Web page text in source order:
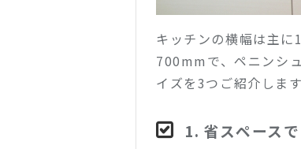
キッチンの横幅は主
700mmで、ペニンシ
イズを3つご紹介しま
1. 省スペース